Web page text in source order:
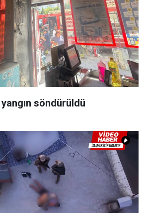
söndürüldü